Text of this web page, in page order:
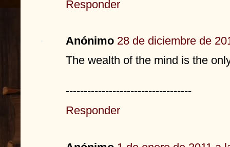
Responder
Anónimo 28 de diciembre de
The wealth of the mind is the
-----------------------------------
Responder